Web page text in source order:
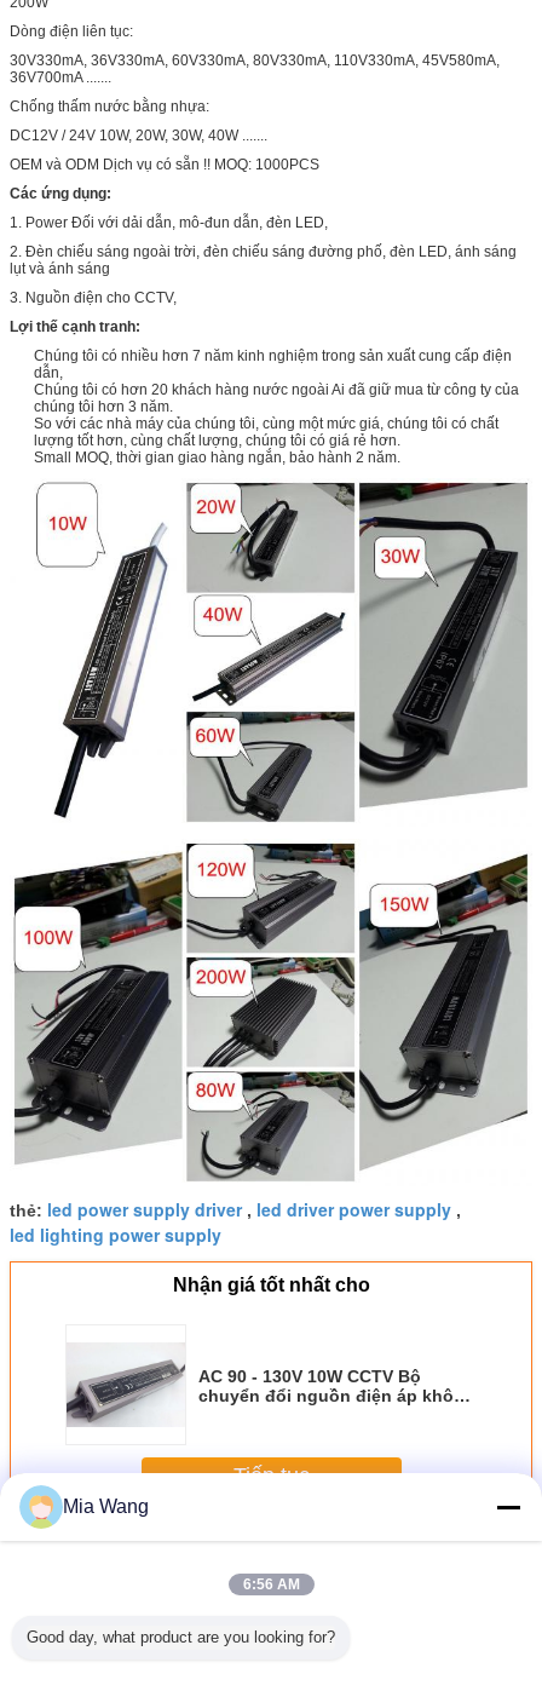
Dòng điện liên tục:
30V330mA, 36V330mA, 60V330mA, 80V330mA, 110V330mA, 45V580mA,
36V700mA .......
Chống thấm nước bằng nhựa:
DC12V / 24V 10W, 20W, 30W, 40W .......
OEM và ODM Dịch vụ có sẵn !! MOQ: 1000PCS
Các ứng dụng:
1. Power Đối với dải dẫn, mô-đun dẫn, đèn LED,
2. Đèn chiếu sáng ngoài trời, đèn chiếu sáng đường phố, đèn LED, ánh sáng
lụt và ánh sáng
3. Nguồn điện cho CCTV,
Lợi thế cạnh tranh:
Chúng tôi có nhiều hơn 7 năm kinh nghiệm trong sản xuất cung cấp điện
dẫn,
Chúng tôi có hơn 20 khách hàng nước ngoài Ai đã giữ mua từ công ty của
chúng tôi hơn 3 năm.
So với các nhà máy của chúng tôi, cùng một mức giá, chúng tôi có chất
lượng tốt hơn, cùng chất lượng, chúng tôi có giá rẻ hơn.
Small MOQ, thời gian giao hàng ngắn, bảo hành 2 năm.
thẻ: led power supply driver, led driver power supply ,
led lighting power supply
Nhận giá tốt nhất cho
AC 90 - 130V 10W CCTV Bộ
chuyển đổi nguồn điện áp không
Tiếp tục
HơnNguồn cung cấp LED không thấm nước
Mia Wang
6:56 AM
Good day, what product are you looking for?